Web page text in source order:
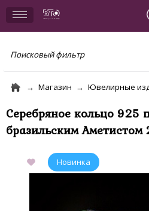
Поисковый фильтр
Магазин Ювелирные
Серебряное кольцо 925
бразильским Аметистом